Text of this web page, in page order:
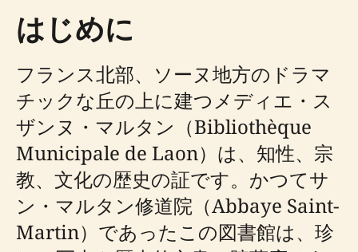
はじめに
フランス北部、ソーヌ地方のドラマ
チックな丘の上に建つメディエ・ス
ザンヌ・マルタン（Bibliothèque
Municipale de Laon）は、知性、宗
教、文化の歴史の証です。かつてサ
ン・マルタン修道院（Abbaye Saint-
Martin）であったこの図書館は、珍